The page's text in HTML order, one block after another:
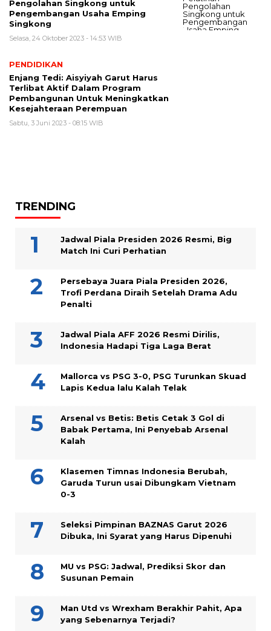
Pengolahan Singkong untuk
Pengembangan Usaha Emping
Singkong
Selasa, 24 Oktober 2023 - 14:53 WIB
PENDIDIKAN
Enjang Tedi: Aisyiyah Garut Harus
Terlibat Aktif Dalam Program
Pembangunan Untuk Meningkatkan
Kesejahteraan Perempuan
Sabtu, 3 Juni 2023 - 08:15 WIB
TRENDING
Jadwal Piala Presiden 2026 Resmi, Big
Match Ini Curi Perhatian
Persebaya Juara Piala Presiden 2026,
Trofi Perdana Diraih Setelah Drama Adu
Penalti
Jadwal Piala AFF 2026 Resmi Dirilis,
Indonesia Hadapi Tiga Laga Berat
Mallorca vs PSG 3-0, PSG Turunkan Skuad
Lapis Kedua lalu Kalah Telak
Arsenal vs Betis: Betis Cetak 3 Gol di
Babak Pertama, Ini Penyebab Arsenal
Kalah
Klasemen Timnas Indonesia Berubah,
Garuda Turun usai Dibungkam Vietnam
0-3
Seleksi Pimpinan BAZNAS Garut 2026
Dibuka, Ini Syarat yang Harus Dipenuhi
MU vs PSG: Jadwal, Prediksi Skor dan
Susunan Pemain
Man Utd vs Wrexham Berakhir Pahit, Apa
yang Sebenarnya Terjadi?